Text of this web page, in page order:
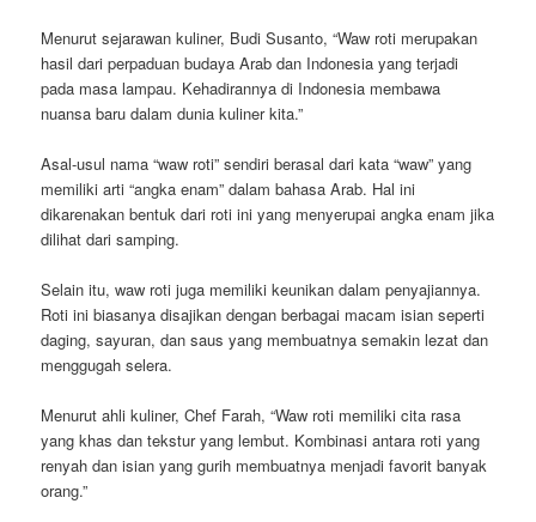
Menurut sejarawan kuliner, Budi Susanto, “Waw roti merupakan
hasil dari perpaduan budaya Arab dan Indonesia yang terjadi
pada masa lampau. Kehadirannya di Indonesia membawa
nuansa baru dalam dunia kuliner kita.”
Asal-usul nama “waw roti” sendiri berasal dari kata “waw” yang
memiliki arti “angka enam” dalam bahasa Arab. Hal ini
dikarenakan bentuk dari roti ini yang menyerupai angka enam jika
dilihat dari samping.
Selain itu, waw roti juga memiliki keunikan dalam penyajiannya.
Roti ini biasanya disajikan dengan berbagai macam isian seperti
daging, sayuran, dan saus yang membuatnya semakin lezat dan
menggugah selera.
Menurut ahli kuliner, Chef Farah, “Waw roti memiliki cita rasa
yang khas dan tekstur yang lembut. Kombinasi antara roti yang
renyah dan isian yang gurih membuatnya menjadi favorit banyak
orang.”